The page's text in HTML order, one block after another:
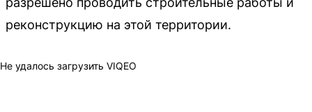
реконструкцию на этой территории.
Не удалось загрузить VIQEO